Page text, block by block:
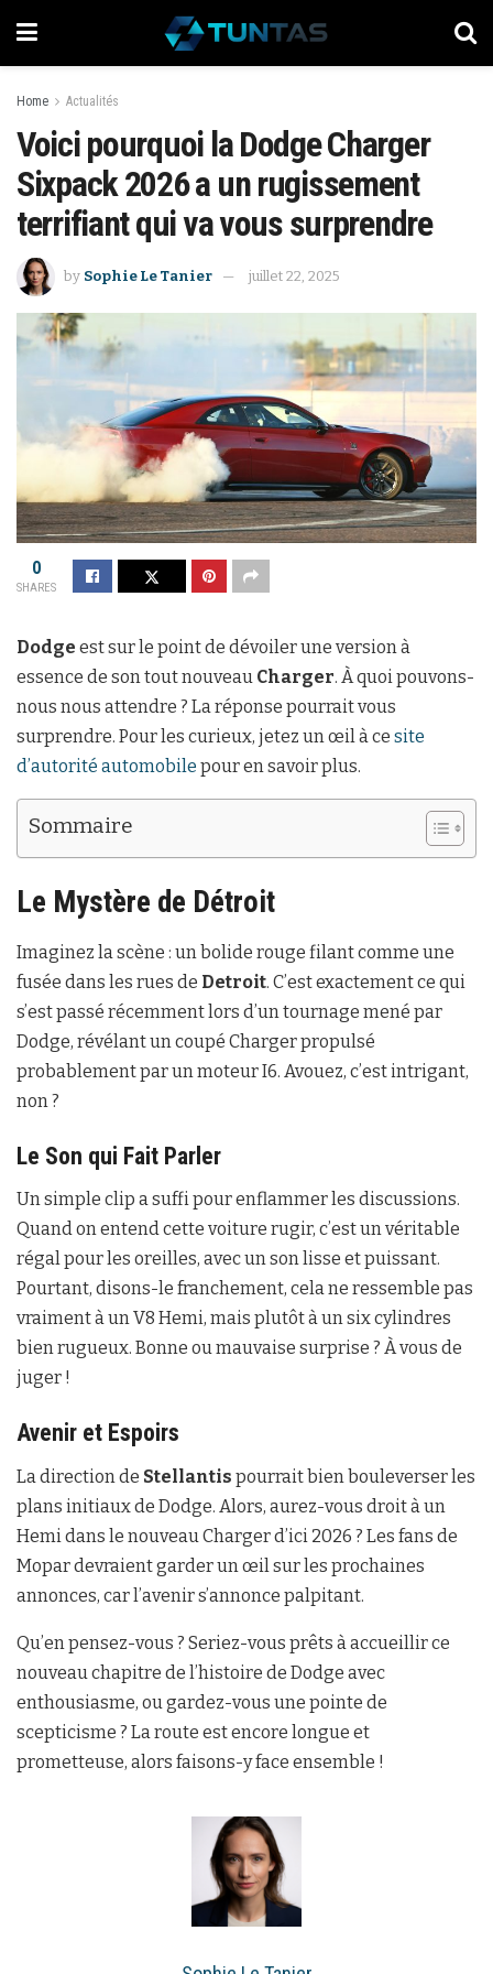
Home Actualités
Voici pourquoi la Dodge Charger
Sixpack 2026 a un rugissement
terrifiant qui va vous surprendre
by Sophie Le Tanier juillet 22, 2025
0
SHARES
Dodge est sur le point de dévoiler une version à
essence de son tout nouveau Charger. À quoi pouvons-
nous nous attendre ? La réponse pourrait vous
surprendre. Pour les curieux, jetez un œil à ce site
d’autorité automobile pour en savoir plus.
Sommaire
Le Mystère de Détroit
Imaginez la scène : un bolide rouge filant comme une
fusée dans les rues de Detroit. C’est exactement ce qui
s’est passé récemment lors d’un tournage mené par
Dodge, révélant un coupé Charger propulsé
probablement par un moteur I6. Avouez, c’est intrigant,
non ?
Le Son qui Fait Parler
Un simple clip a suffi pour enflammer les discussions.
Quand on entend cette voiture rugir, c’est un véritable
régal pour les oreilles, avec un son lisse et puissant.
Pourtant, disons-le franchement, cela ne ressemble pas
vraiment à un V8 Hemi, mais plutôt à un six cylindres
bien rugueux. Bonne ou mauvaise surprise ? À vous de
juger !
Avenir et Espoirs
La direction de Stellantis pourrait bien bouleverser les
plans initiaux de Dodge. Alors, aurez-vous droit à un
Hemi dans le nouveau Charger d’ici 2026 ? Les fans de
Mopar devraient garder un œil sur les prochaines
annonces, car l’avenir s’annonce palpitant.
Qu’en pensez-vous ? Seriez-vous prêts à accueillir ce
nouveau chapitre de l’histoire de Dodge avec
enthousiasme, ou gardez-vous une pointe de
scepticisme ? La route est encore longue et
prometteuse, alors faisons-y face ensemble !